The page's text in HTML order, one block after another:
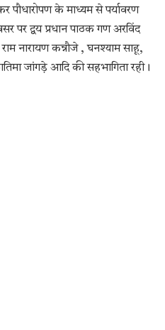
पौधारोपण के माध्यम से पर्यावरण
पर द्वय प्रधान पाठक गण अरविंद
नारायण कन्नौजे , घनश्याम साहू,
जांगड़े आदि की सहभागिता रही।